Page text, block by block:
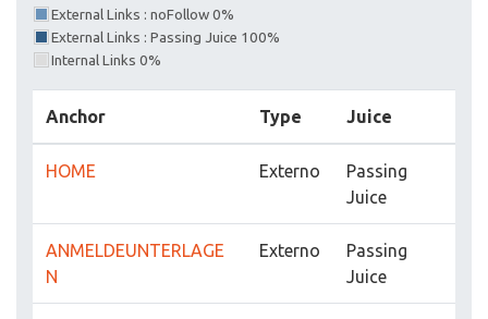
External Links : noFollow 0%
External Links : Passing Juice 100%
Internal Links 0%
Anchor Type Juice
HOME Externo
Passing
Juice
ANMELDEUNTERLAGE
N
Externo
Passing
Juice